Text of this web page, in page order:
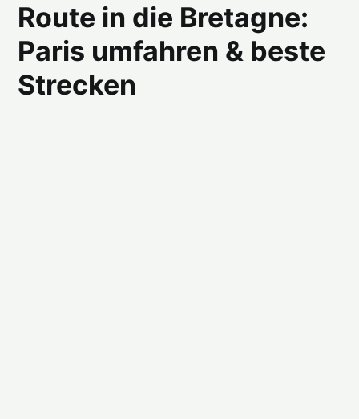
Route in die Bretagne:
Paris umfahren & beste
Strecken